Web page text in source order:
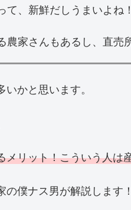
て、新鮮だしうまいよね
農家さんもあるし、直売
かと思います。
メリット！こういう人は
の僕ナス男が解説します！